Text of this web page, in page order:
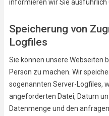
informieren wir Sie ausführlich
Speicherung von
Logfiles
Sie können unsere Webseiten
Person zu machen. Wir
sogenannten Server-Logfiles,
angeforderten Datei, Datum
Datenmenge und den